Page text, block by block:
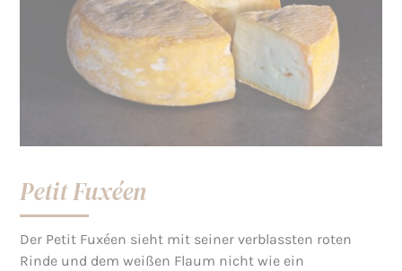
Petit Fuxéen
Der Petit Fuxéen sieht mit seiner verblassten roten
Rinde und dem weißen Flaum nicht wie ein